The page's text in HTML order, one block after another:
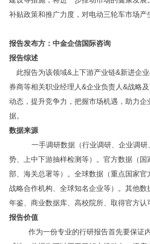
补贴政策和推广力度，对电动三轮车市场产
报告发布方：中金企信国际咨询
报告综述
此报告为该领域&上下游产业链&新进企
券商等相关职业经理人&企业负责人&战略
动态，提升竞争力，把握市场机遇，助力
据。
数据来源
一手调研数据（行业调研、企业调
势、上中下游抽样检测等）。官方数据（
部、海关总署等）。全球数据（重点国家官
战略合作机构、全球知名企业等）。其他数
年鉴、商业数据库、高校院所、取得官方认
报告价值
作为一份专业的行研报告首先要保证